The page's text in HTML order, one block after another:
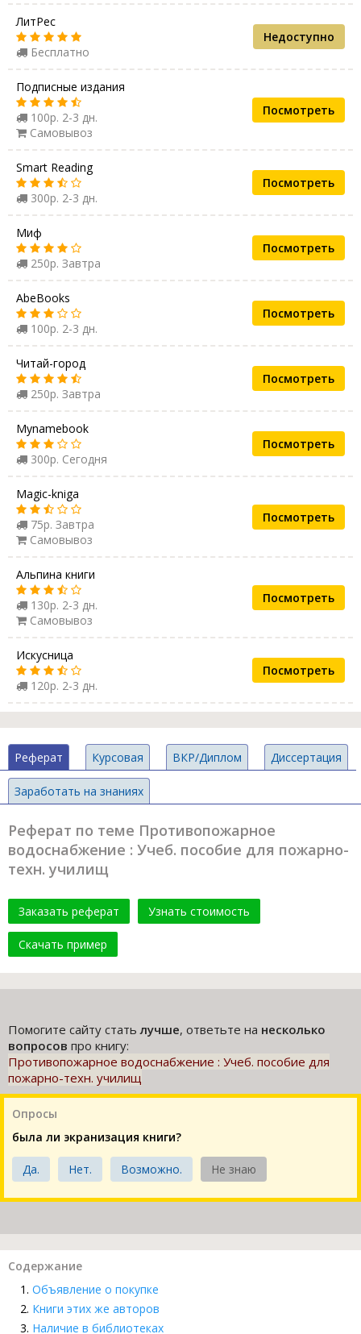
ЛитРес
Бесплатно
Недоступно
Подписные издания
100р. 2-3 дн.
Самовывоз
Посмотреть
Smart Reading
300р. 2-3 дн.
Посмотреть
Миф
250р. Завтра
Посмотреть
AbeBooks
100р. 2-3 дн.
Посмотреть
Читай-город
250р. Завтра
Посмотреть
Mynamebook
300р. Сегодня
Посмотреть
Magic-kniga
75р. Завтра
Самовывоз
Посмотреть
Альпина книги
130р. 2-3 дн.
Самовывоз
Посмотреть
Искусница
120р. 2-3 дн.
Посмотреть
Реферат Курсовая ВКР/Диплом Диссертация
Заработать на знаниях
Реферат по теме Противопожарное
водоснабжение : Учеб. пособие для пожарно-
техн. училищ
Заказать реферат Узнать стоимость
Скачать пример
Помогите сайту статьлучше, ответьте на несколько
вопросов про книгу:
Противопожарное водоснабжение : Учеб. пособие для
пожарно-техн. училищ
Опросы
была ли экранизация книги?
Да. Нет. Возможно. Не знаю
Содержание
Объявление о покупке
Книги этих же авторов
Наличие в библиотеках